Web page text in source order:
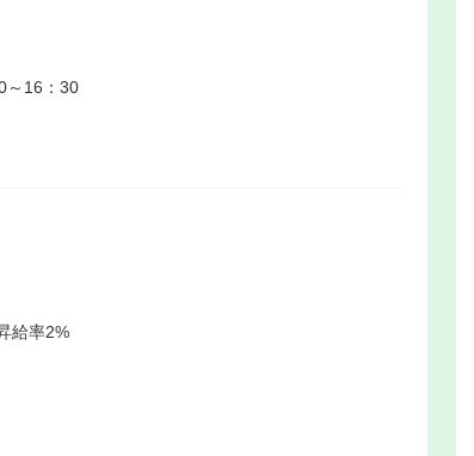
～16：30
給率2%